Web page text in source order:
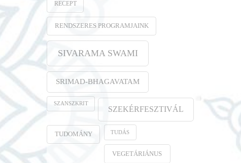
RECEPT
RENDSZERES PROGRAMJAINK
SIVARAMA SWAMI
SRIMAD-BHAGAVATAM
SZANSZKRIT
SZEKÉRFESZTIVÁL
TUDOMÁNY TUDÁS
VEGETÁRIÁNUS